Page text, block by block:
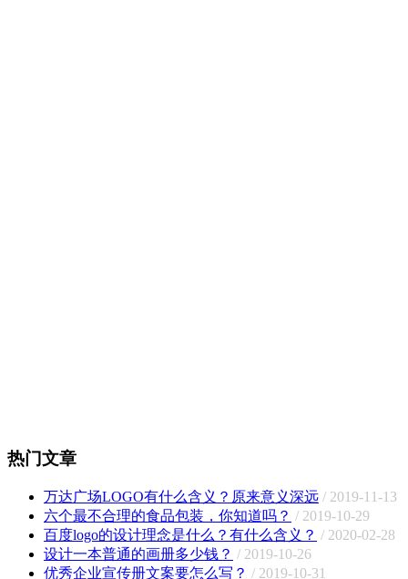
热门文章
万达广场LOGO有什么含义？原来意义深远 / 2019-11-13
六个最不合理的食品包装，你知道吗？ / 2019-10-29
百度logo的设计理念是什么？有什么含义？ / 2020-02-28
设计一本普通的画册多少钱？ / 2019-10-26
优秀企业宣传册文案要怎么写？ / 2019-10-31